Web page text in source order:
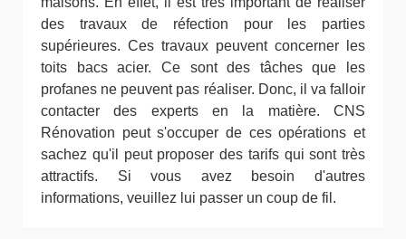
des travaux de réfection pour les parties
supérieures. Ces travaux peuvent concerner les
toits bacs acier. Ce sont des tâches que les
profanes ne peuvent pas réaliser. Donc, il va falloir
contacter des experts en la matière. CNS
Rénovation peut s'occuper de ces opérations et
sachez qu'il peut proposer des tarifs qui sont très
attractifs. Si vous avez besoin d'autres
informations, veuillez lui passer un coup de fil.